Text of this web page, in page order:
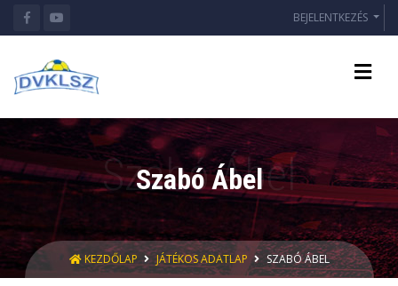
BEJELENTKEZÉS
Szabó Ábel
KEZDŐLAP JÁTÉKOS ADATLAP SZABÓ ÁBEL